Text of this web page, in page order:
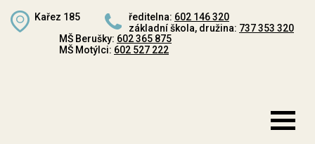
Kařez 185 ředitelna: 602 146 320
základní škola, družina: 737 353 320
MŠ Berušky: 602 365 875
MŠ Motýlci: 602 527 222